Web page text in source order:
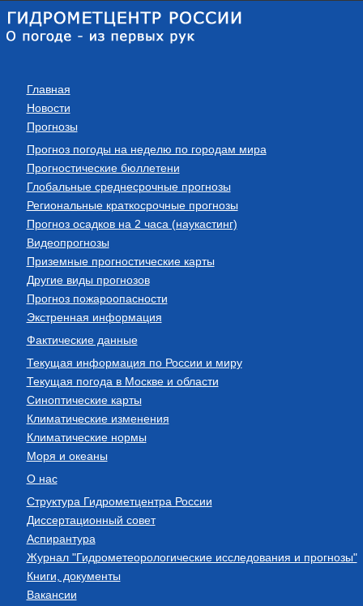
Главная
Новости
Прогнозы
Прогноз погоды на неделю по городам мира
Прогностические бюллетени
Глобальные среднесрочные прогнозы
Региональные краткосрочные прогнозы
Прогноз осадков на 2 часа (наукастинг)
Видеопрогнозы
Приземные прогностические карты
Другие виды прогнозов
Прогноз пожароопасности
Экстренная информация
Фактические данные
Текущая информация по России и миру
Текущая погода в Москве и области
Синоптические карты
Климатические изменения
Климатические нормы
Моря и океаны
О нас
Структура Гидрометцентра России
Диссертационный совет
Аспирантура
Журнал "Гидрометеорологические исследования и прогнозы"
Книги, документы
Вакансии